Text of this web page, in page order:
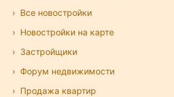
Все новостройки
Новостройки на карте
Застройщики
Форум недвижимости
Продажа квартир